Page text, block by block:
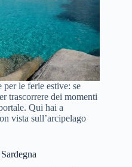
per le ferie estive: se
trascorrere dei momenti
Qui hai a
vista sull’arcipelago